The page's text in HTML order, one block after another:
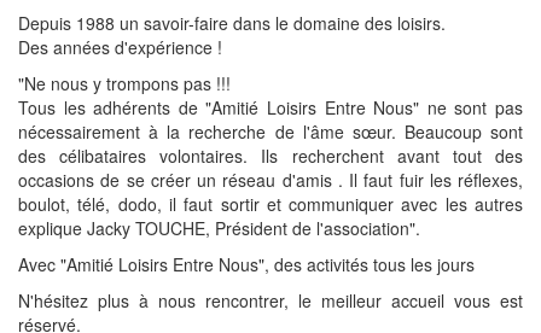
Depuis 1988 un savoir-faire dans le domaine des loisirs.
Des années d'expérience !
"Ne nous y trompons pas !!!
Tous les adhérents de "Amitié Loisirs Entre Nous" ne sont pas
nécessairement à la recherche de l'âme sœur. Beaucoup sont
des célibataires volontaires. Ils recherchent avant tout des
occasions de se créer un réseau d'amis . Il faut fuir les réflexes,
boulot, télé, dodo, il faut sortir et communiquer avec les autres
explique Jacky TOUCHE, Président de l'association".
Avec "Amitié Loisirs Entre Nous", des activités tous les jours
N'hésitez plus à nous rencontrer, le meilleur accueil vous est
réservé.